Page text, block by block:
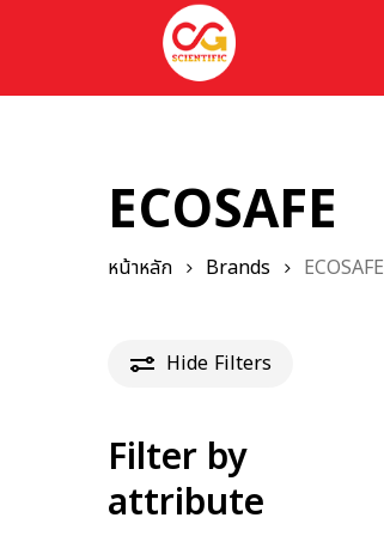
ECOSAFE
หน้าหลัก Brands ECOSAFE
Hide Filters
Filter by
attribute